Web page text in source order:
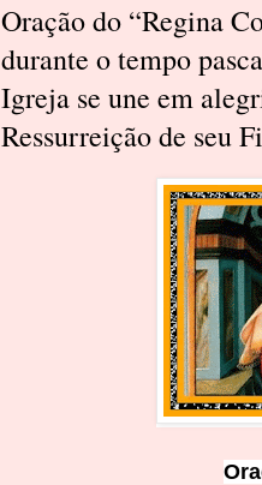
Oração do “Regina
durante o tempo
Igreja se une em
Ressurreição de seu